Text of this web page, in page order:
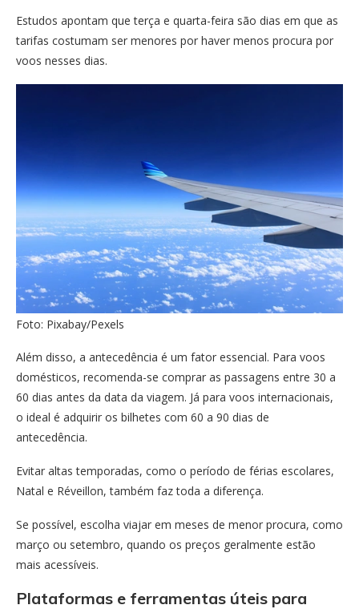
Estudos apontam que terça e quarta-feira são dias em que as
tarifas costumam ser menores por haver menos procura por
voos nesses dias.
Foto: Pixabay/Pexels
Além disso, a antecedência é um fator essencial. Para voos
domésticos, recomenda-se comprar as passagens entre 30 a
60 dias antes da data da viagem. Já para voos internacionais,
o ideal é adquirir os bilhetes com 60 a 90 dias de
antecedência.
Evitar altas temporadas, como o período de férias escolares,
Natal e Réveillon, também faz toda a diferença.
Se possível, escolha viajar em meses de menor procura, como
março ou setembro, quando os preços geralmente estão
mais acessíveis.
Plataformas e ferramentas úteis para